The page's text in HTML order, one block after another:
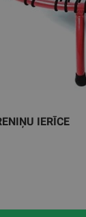
IERĪCE